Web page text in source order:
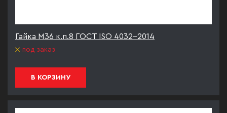
Гайка М36 к.п.8 ГОСТ ISO 4032-2014
под заказ
В КОРЗИНУ